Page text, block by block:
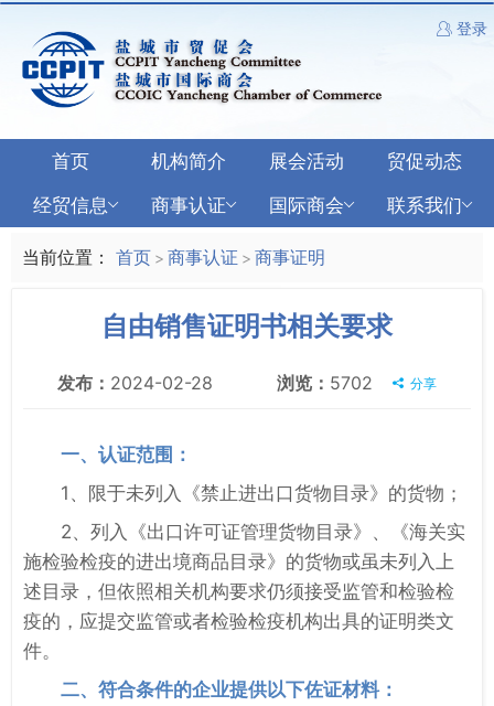
登录
首页 机构简介 展会活动
贸促动态
经贸信息
商事认证 国际商会 联系我们
当前位置： 首页 > 商事认证 > 商事证明
自由销售证明书相关要求
发布： 2024-02-28 浏览： 5702 分享
一、认证范围：
1、限于未列入《禁止进出口货物目录》的货物；
2、列入《出口许可证管理货物目录》、《海关实
施检验检疫的进出境商品目录》的货物或虽未列入上
述目录，但依照相关机构要求仍须接受监管和检验检
疫的，应提交监管或者检验检疫机构出具的证明类文
件。
二、符合条件的企业提供以下佐证材料：